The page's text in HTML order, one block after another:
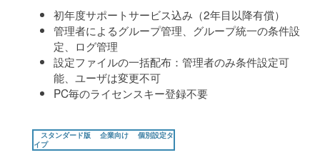
初年度サポートサービス込み（2年目以降有償）
管理者によるグループ管理、グループ統一の条件設
定、ログ管理
設定ファイルの一括配布：管理者のみ条件設定可
能、ユーザは変更不可
PC毎のライセンスキー登録不要
スタンダード版 企業向け 個別設定タ
イプ